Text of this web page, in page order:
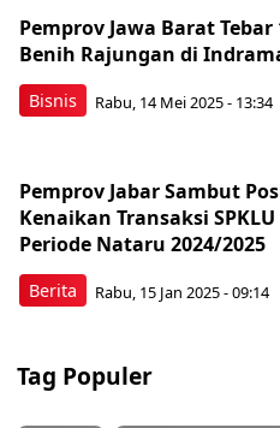
Bisnis
Pemprov Jawa Barat Tebar
Benih Rajungan di
Rabu, 14 Mei 2025 - 13:34
Berita
Pemprov Jabar Sambut
Kenaikan Transaksi SPKLU
Periode Nataru 2024/2025
Rabu, 15 Jan 2025 - 09:14
Tag Populer